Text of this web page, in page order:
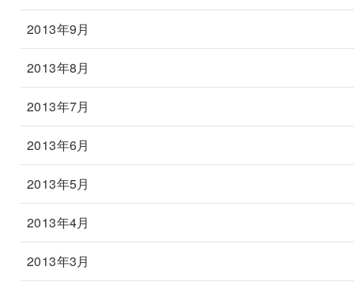
2013年9月
2013年8月
2013年7月
2013年6月
2013年5月
2013年4月
2013年3月